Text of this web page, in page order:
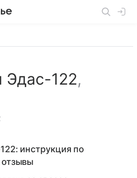
Эдас-122,
: инструкция по